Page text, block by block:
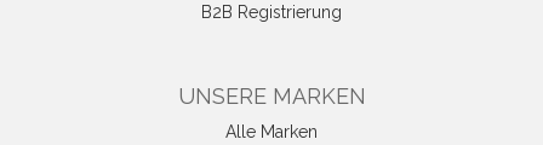
B2B Registrierung
UNSERE MARKEN
Alle Marken